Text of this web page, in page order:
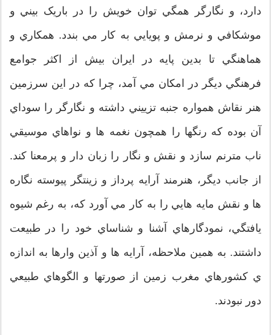
دارد، و نگارگر همگي توان خويش را در باریک بيني و
موشكافي و نرمش و پويايي به کار مي بندد. همكاري و
هماهنگي تا بدين پايه در ايران بيش از اكثر جوامع
فرهنگي ديگر در امكان مي آمد، چرا كه در اين سرزمين
هنر نقاش همواره جنبه تزييني داشته و نگارگر را سوداي
آن بوده كه رنگها را همچون نغمه ها و نواهاي موسيقي
ناب مترنم سازد و نقش و نگار را زبان دار و پرمعنا كند.
از جانب ديگر، هنرمند آرايه پرداز و زينتگر پيوسته نگاره
ها و نقش مايه هايي را به كار مي آورد كه، به رغم شيوه
يافتگي، نمودگارهاي آشنا و شناساي خود را در طبيعت
داشتند. به همين ملاحظه، آرايه ها و آذين وارها به اندازه
ي كشورهاي مغرب زمين از صورتها و الگوهاي طبيعي
دور نبودند.